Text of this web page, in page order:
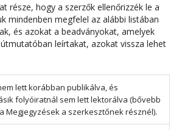
része, hogy a szerzők ellenőrizzék le a
mindenben megfelel az alábbi listában
és azokat a beadványokat, amelyek
leírtakat, azokat vissza lehet
lett korábban publikálva, és
folyóiratnál sem lett lektorálva (bővebb
Megjegyzések a szerkesztőnek résznél).